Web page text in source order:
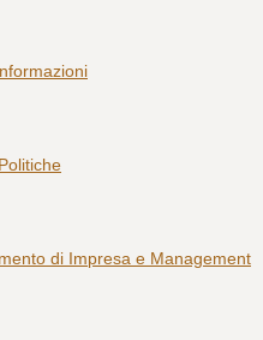
di Impresa e Management